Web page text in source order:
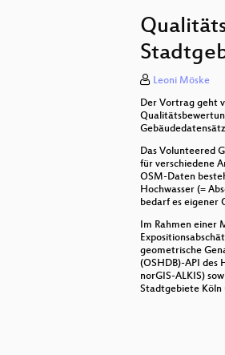
Javascript-
GRASS GIS
Neues vom
Wegue -
FOSS in der
AD und
OSGeo-
Leoni Möske
Der Vortrag geht
Das Volunteered
für verschiedene
OSM-Daten
Hochwasser (=
bedarf es eigener
Im Rahmen einer
geometrische
(OSHDB)-API
norGIS-ALKIS)
Stadtgebiete Köln